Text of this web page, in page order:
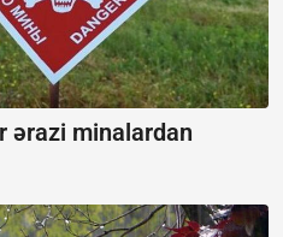
ərazi minalardan